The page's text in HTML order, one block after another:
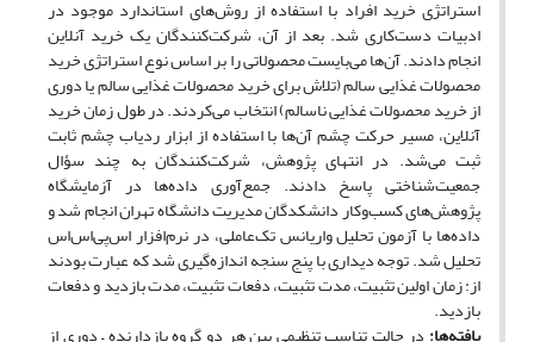
استراتژی خرید افراد با استفاده از روش‌های استاندارد موجود در
ادبیات دست‌کاری شد. بعد از آن، شرکت‌کنندگان یک خرید آنلاین
انجام دادند. آن‌ها می‌بایست محصولاتی را بر اساس نوع استراتژی خرید
محصولات غذایی سالم (تلاش برای خرید محصولات غذایی سالم یا دوری
از خرید محصولات غذایی ناسالم) انتخاب می‌کردند. در طول زمان خرید
آنلاین، مسیر حرکت چشم آن‌ها با استفاده از ابزار ردیاب چشم ثابت
ثبت می‌شد. در انتهای پژوهش، شرکت‌کنندگان به چند سؤال
جمعیت‌شناختی پاسخ دادند. جمع‌آوری داده‌ها در آزمایشگاه
پژوهش‌های کسب‌وکار دانشکدگان مدیریت دانشگاه تهران انجام شد و
داده‌ها با آزمون تحلیل واریانس تک‌عاملی، در نرم‌افزار اس‌پی‌اس‌اس
تحلیل شد. توجه دیداری با پنج سنجه اندازه‌گیری شد که عبارت بودند
از: زمان اولین تثبیت، مدت تثبیت، دفعات تثبیت، مدت بازدید و دفعات
بازدید.